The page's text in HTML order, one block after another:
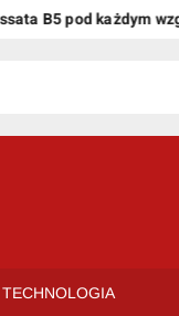
pod każdym względem
TECHNOLOGIA